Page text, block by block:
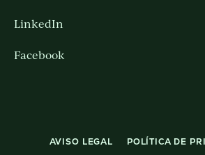
LinkedIn
Facebook
AVISO LEGAL
POLÍTICA DE